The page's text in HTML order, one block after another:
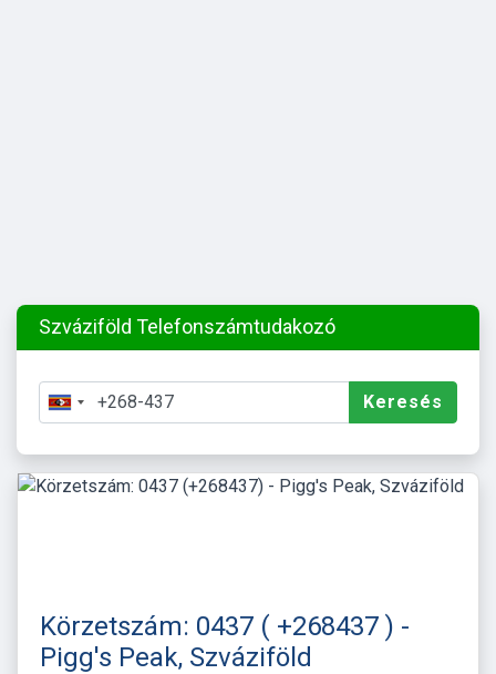
Szváziföld Telefonszámtudakozó
Keresés
Körzetszám: 0437 ( +268437 ) -
Pigg's Peak, Szváziföld